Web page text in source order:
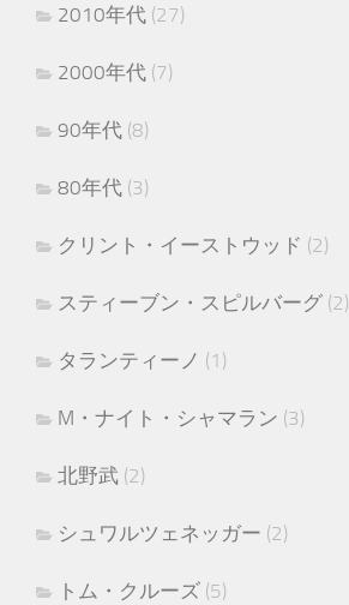
2010年代 (27)
2000年代 (7)
90年代 (8)
80年代 (3)
クリント・イーストウッド (2)
スティーブン・スピルバーグ (2)
タランティーノ (1)
M・ナイト・シャマラン (3)
北野武 (2)
シュワルツェネッガー (2)
トム・クルーズ (5)